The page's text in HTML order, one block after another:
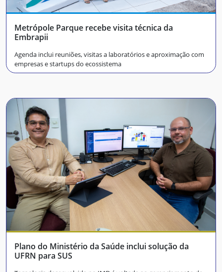
Metrópole Parque recebe visita técnica da
Embrapii
Agenda inclui reuniões, visitas a laboratórios e aproximação com
empresas e startups do ecossistema
Plano do Ministério da Saúde inclui solução da
UFRN para SUS